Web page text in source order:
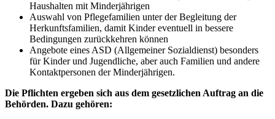
Haushalten mit Minderjährigen
Auswahl von Pflegefamilien unter der Begleitung der
Herkunftsfamilien, damit Kinder eventuell in bessere
Bedingungen zurückkehren können
Angebote eines ASD (Allgemeiner Sozialdienst) besonders
für Kinder und Jugendliche, aber auch Familien und andere
Kontaktpersonen der Minderjährigen.
Die Pflichten ergeben sich aus dem gesetzlichen Auftrag an die
Behörden. Dazu gehören: